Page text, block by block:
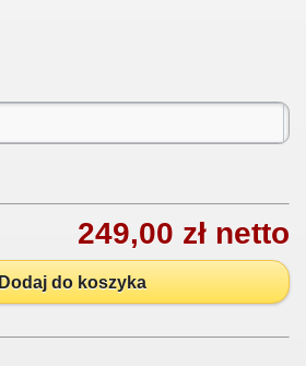
249,00 zł netto
Dodaj do koszyka